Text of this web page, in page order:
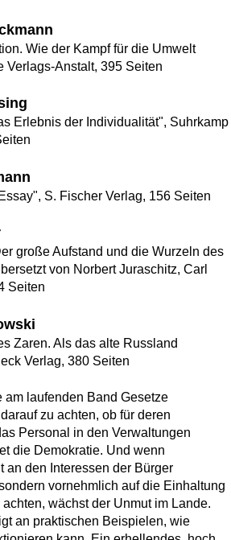
Wie der Kampf für die Umwelt
Verlags-Anstalt, 395 Seiten
Erlebnis der Individualität", Suhrkamp
S. Fischer Verlag, 156 Seiten
große Aufstand und die Wurzeln des
von Norbert Juraschitz, Carl
Seiten
Zaren. Als das alte Russland
Verlag, 380 Seiten
am laufenden Band Gesetze
zu achten, ob für deren
Personal in den Verwaltungen
die Demokratie. Und wenn
an den Interessen der Bürger
vornehmlich auf die Einhaltung
wächst der Unmut im Lande.
an praktischen Beispielen, wie